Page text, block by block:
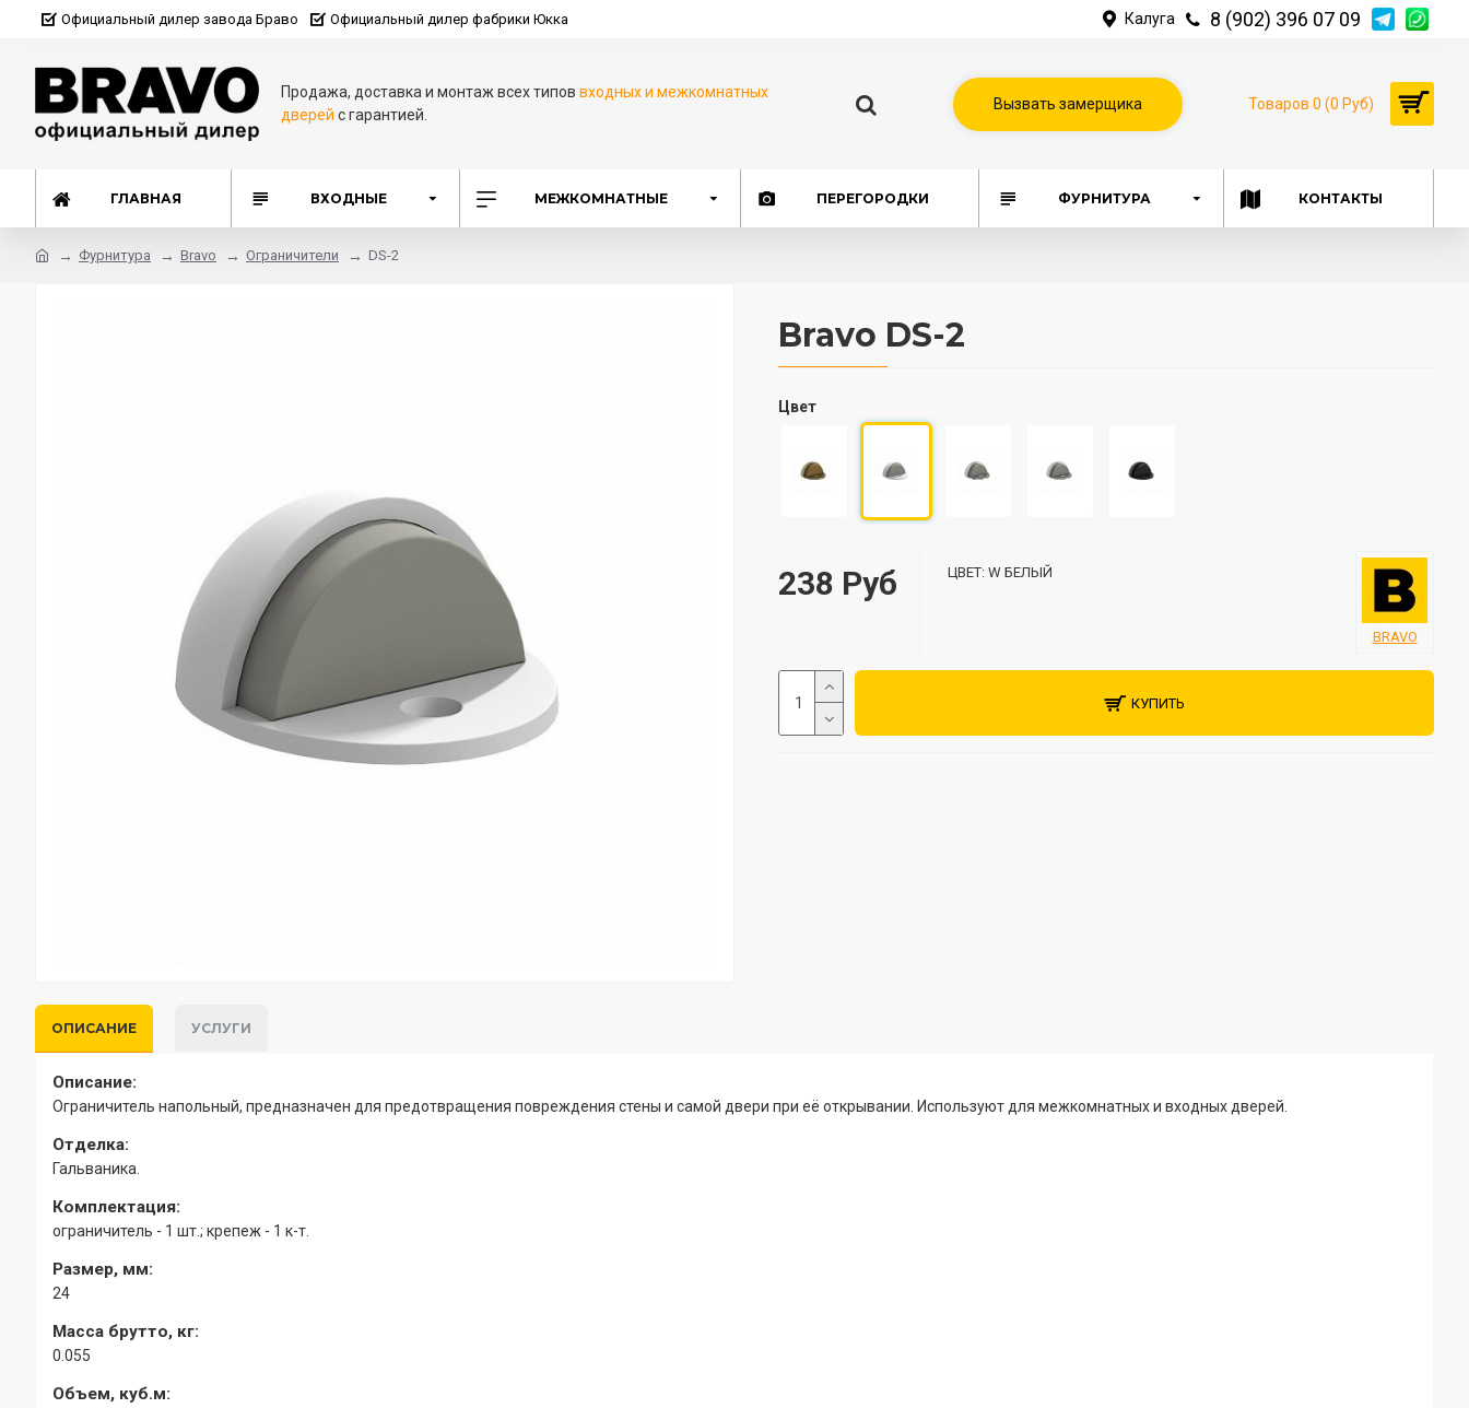
Официальный дилер завода Браво Официальный дилер фабрики Юкка Калуга 8 (902) 396 07 09
Продажа, доставка и монтаж всех типоввходных и межкомнатных
дверей с гарантией.
Вызвать замерщика Товаров 0 (0 Руб)
ГЛАВНАЯ ВХОДНЫЕ МЕЖКОМНАТНЫЕ ПЕРЕГОРОДКИ ФУРНИТУРА КОНТАКТЫ
Фурнитура Bravo Ограничители DS-2
Bravo DS-2
238 Руб ЦВЕТ: W БЕЛЫЙ
BRAVO
Цвет
КУПИТЬ
ОПИСАНИЕ УСЛУГИ
Описание:
Ограничитель напольный, предназначен для предотвращения повреждения стены и самой двери при её открывании. Используют для межкомнатных и входных дверей.
Отделка:
Гальваника.
Комплектация:
ограничитель - 1 шт.; крепеж - 1 к-т.
Размер, мм:
24
Масса брутто, кг:
0.055
Объем, куб.м: